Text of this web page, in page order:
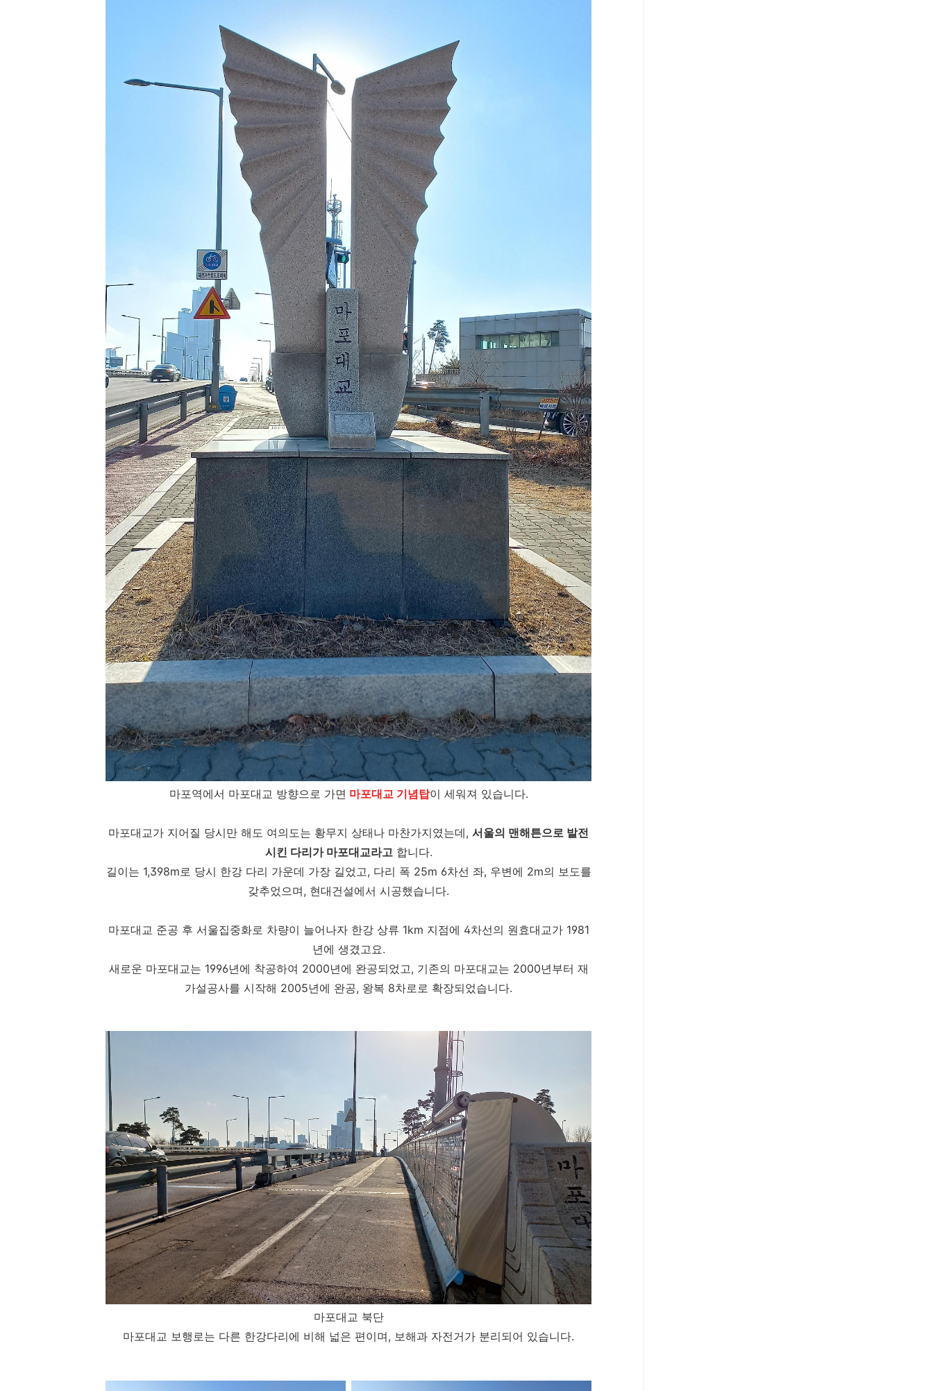
마포역에서 마포대교 방향으로 가면 마포대교 기념탑이 세워져 있습니다.
마포대교가 지어질 당시만 해도 여의도는 황무지 상태나 마찬가지였는데, 서울의 맨해튼으로 발전
시킨 다리가 마포대교라고합니다.
길이는 1,398m로 당시 한강 다리 가운데 가장 길었고, 다리 폭 25m 6차선 좌, 우변에 2m의 보도를
갖추었으며, 현대건설에서 시공했습니다.
마포대교 준공 후 서울집중화로 차량이 늘어나자 한강 상류 1km 지점에 4차선의 원효대교가 1981
년에 생겼고요.
새로운 마포대교는 1996년에 착공하여 2000년에 완공되었고, 기존의 마포대교는 2000년부터 재
가설공사를 시작해 2005년에 완공, 왕복 8차로로 확장되었습니다.
마포대교 북단
마포대교 보행로는 다른 한강다리에 비해 넓은 편이며, 보해과 자전거가 분리되어 있습니다.